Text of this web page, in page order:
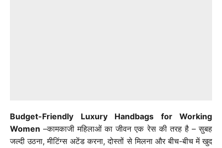
Budget-Friendly Luxury Handbags for Working
Women –कामकाजी महिलाओं का जीवन एक रेस की तरह है – सुबह
जल्दी उठना, मीटिंग्स अटेंड करना, दोस्तों से मिलना और बीच-बीच में खुद